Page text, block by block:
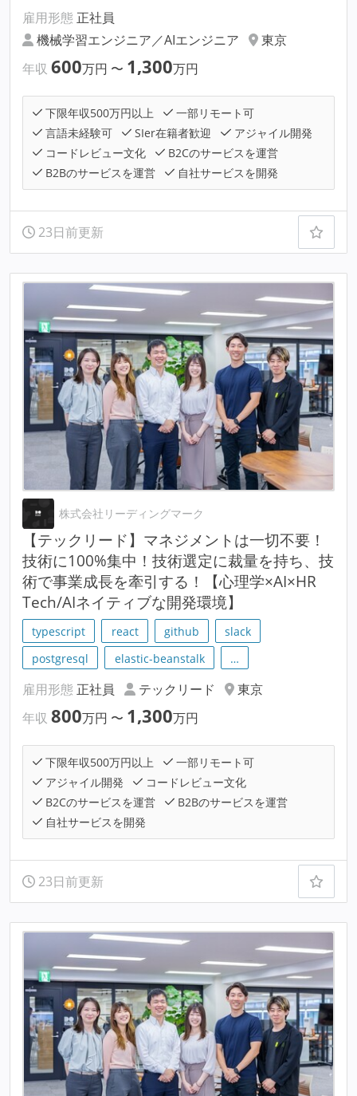
雇用形態 正社員
機械学習エンジニア／AIエンジニア
東京
年収 600万円 〜 1,300万円
下限年収500万円以上
一部リモート可
言語未経験可
SIer在籍者歓迎
アジャイル開発
コードレビュー文化
B2Cのサービスを運営
B2Bのサービスを運営
自社サービスを開発
23日前更新
株式会社リーディングマーク
【テックリード】マネジメントは一切不要！
技術に100%集中！技術選定に裁量を持ち、技
術で事業成長を牽引する！【心理学×AI×HR
Tech/AIネイティブな開発環境】
typescript react github
slack
postgresql
elastic-beanstalk …
雇用形態 正社員 テックリード
東京
年収 800万円 〜 1,300万円
下限年収500万円以上
一部リモート可
アジャイル開発
コードレビュー文化
B2Cのサービスを運営
B2Bのサービスを運営
自社サービスを開発
23日前更新